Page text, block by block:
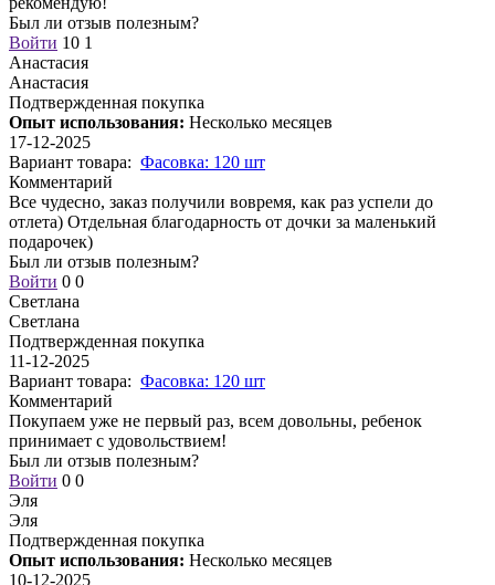
Был ли отзыв полезным?
Войти 10 1
Анастасия
Анастасия
Подтвержденная покупка
Опыт использования: Несколько месяцев
17-12-2025
Вариант товара: Фасовка: 120 шт
Комментарий
Все чудесно, заказ получили вовремя, как раз успели до
отлета) Отдельная благодарность от дочки за маленький
подарочек)
Был ли отзыв полезным?
Войти 0 0
Светлана
Светлана
Подтвержденная покупка
11-12-2025
Вариант товара: Фасовка: 120 шт
Комментарий
Покупаем уже не первый раз, всем довольны, ребенок
принимает с удовольствием!
Был ли отзыв полезным?
Войти 0 0
Эля
Эля
Подтвержденная покупка
Опыт использования: Несколько месяцев
10-12-2025